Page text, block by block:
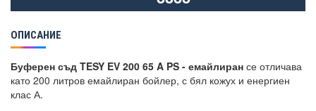
ОПИСАНИЕ
Буферен съд TESY EV 200 65 A PS - емайлиран се отличава
като 200 литров емайлиран бойлер, с бял кожух и енергиен
клас А.